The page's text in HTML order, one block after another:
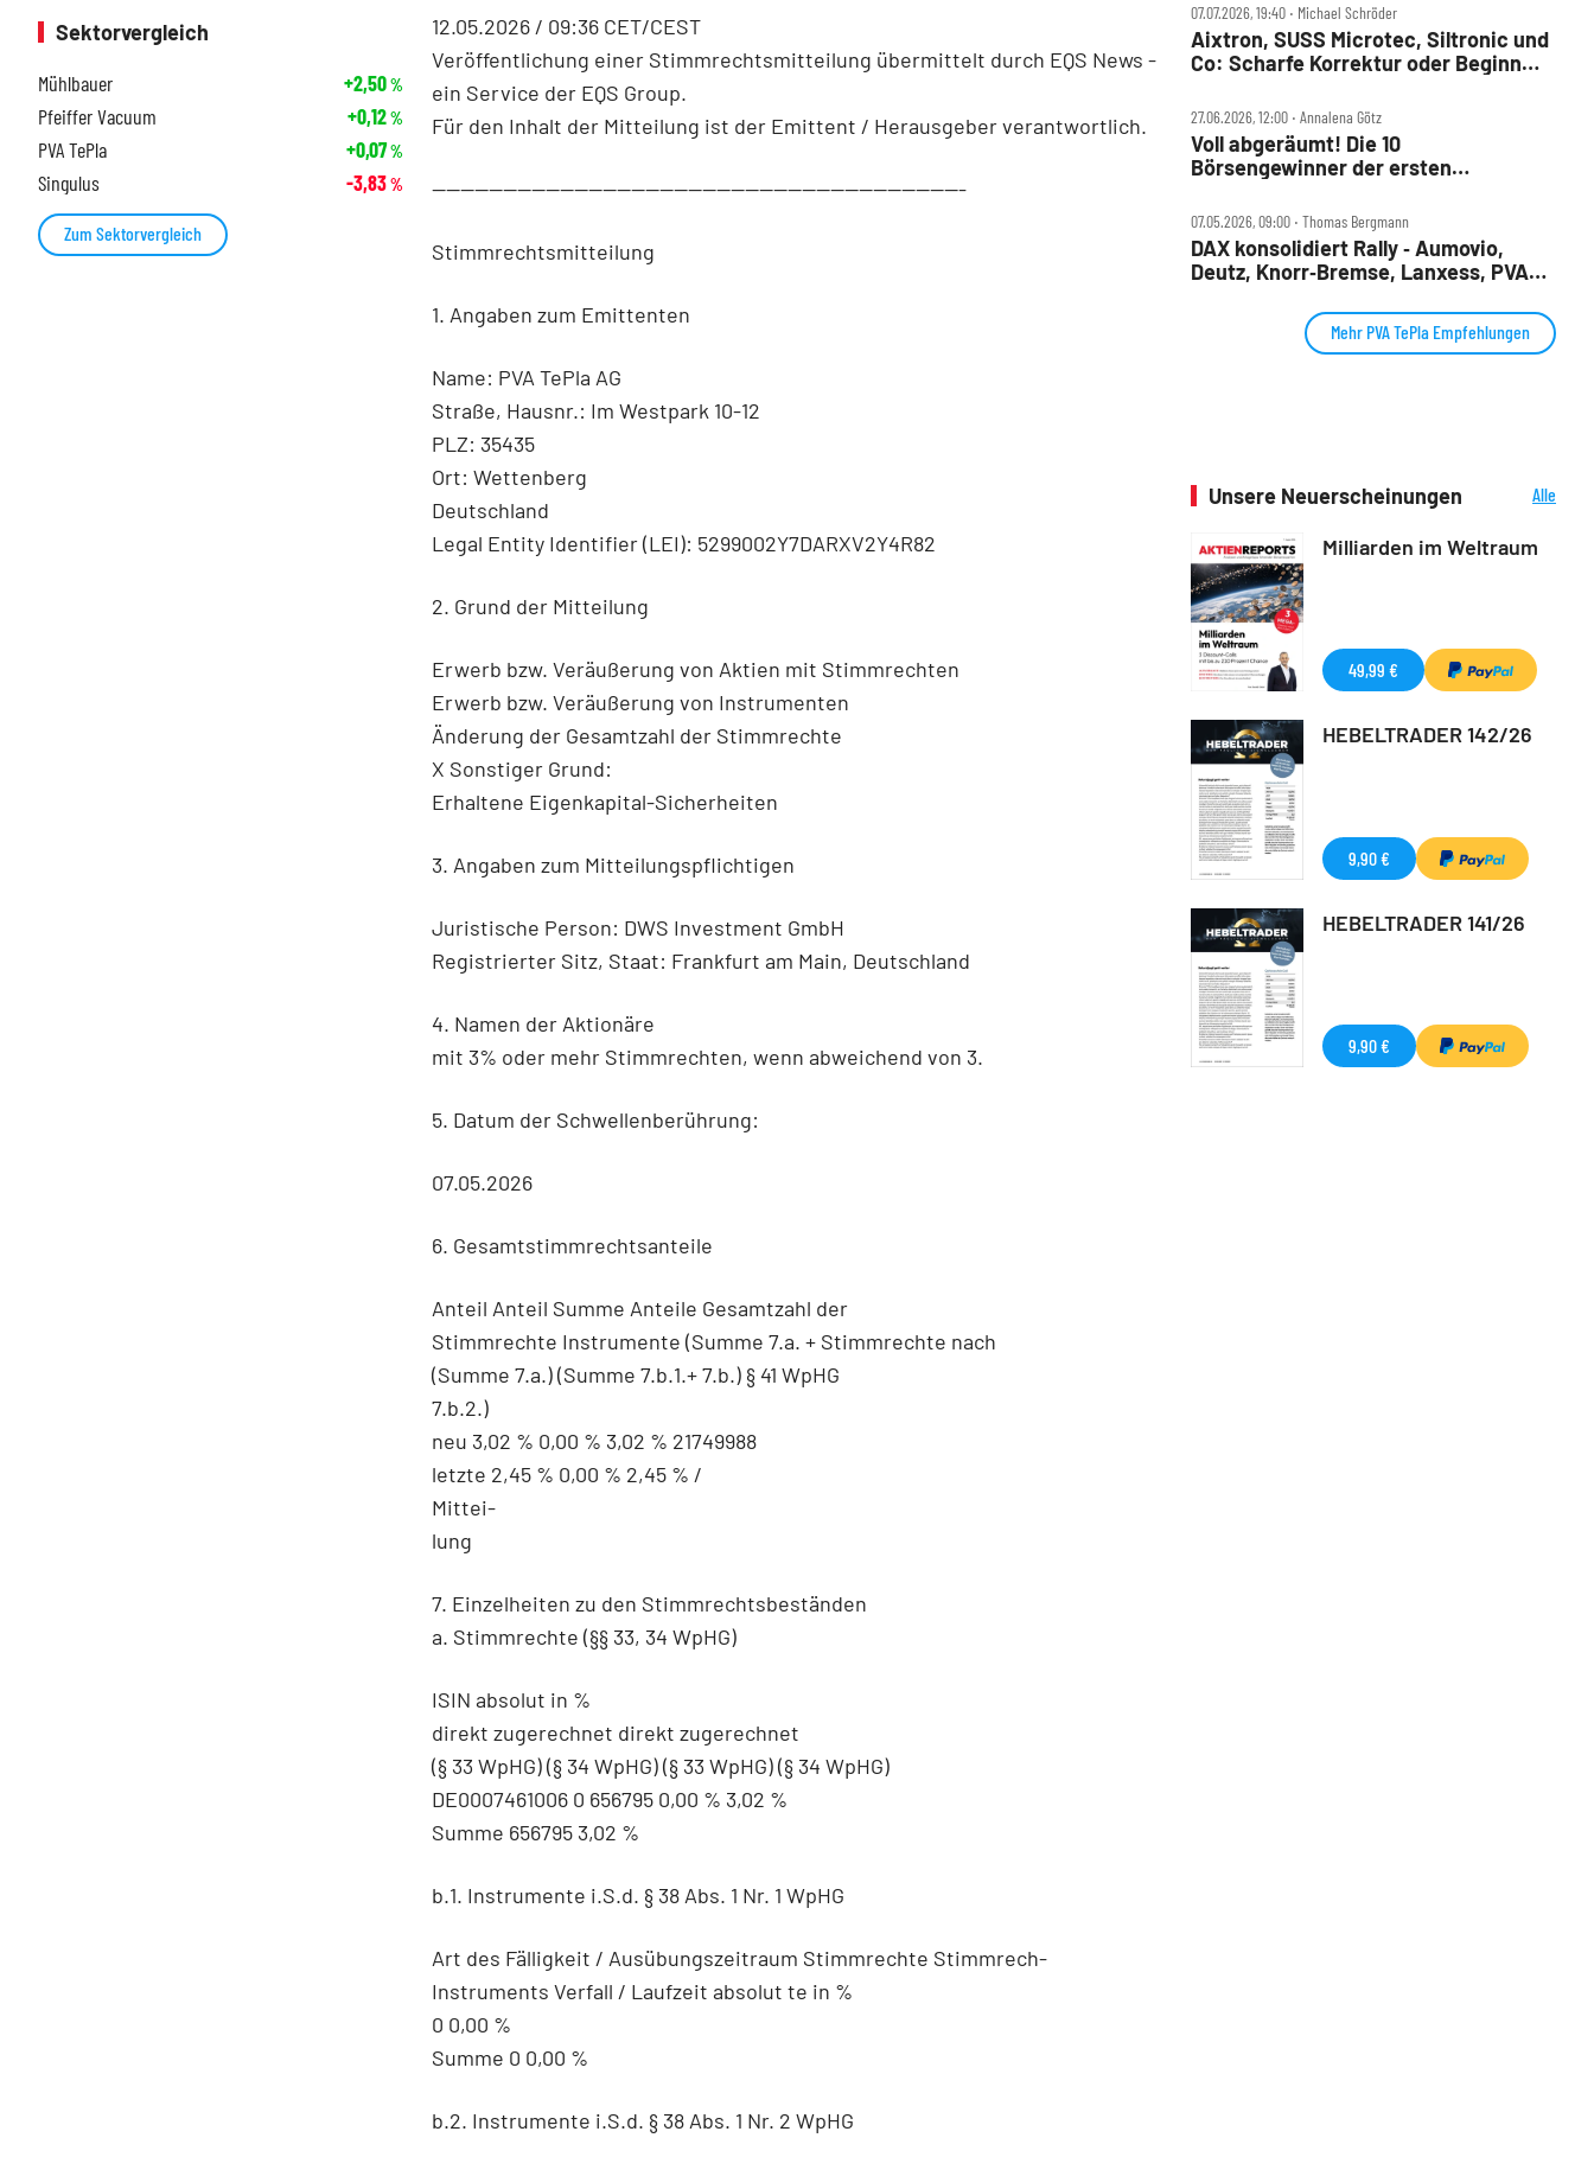
12.05.2026 / 09:36 CET/CEST
Veröffentlichung einer Stimmrechtsmitteilung übermittelt durch EQS News -
ein Service der EQS Group.
Für den Inhalt der Mitteilung ist der Emittent / Herausgeber verantwortlich.
---------------------------------------------------------------------------
Stimmrechtsmitteilung
1. Angaben zum Emittenten
Name: PVA TePla AG
Straße, Hausnr.: Im Westpark 10-12
PLZ: 35435
Ort: Wettenberg
Deutschland
Legal Entity Identifier (LEI): 5299002Y7DARXV2Y4R82
2. Grund der Mitteilung
Erwerb bzw. Veräußerung von Aktien mit Stimmrechten
Erwerb bzw. Veräußerung von Instrumenten
Änderung der Gesamtzahl der Stimmrechte
X Sonstiger Grund:
Erhaltene Eigenkapital-Sicherheiten
3. Angaben zum Mitteilungspflichtigen
Juristische Person: DWS Investment GmbH
Registrierter Sitz, Staat: Frankfurt am Main, Deutschland
4. Namen der Aktionäre
mit 3% oder mehr Stimmrechten, wenn abweichend von 3.
5. Datum der Schwellenberührung:
07.05.2026
6. Gesamtstimmrechtsanteile
Anteil Anteil Summe Anteile Gesamtzahl der
Stimmrechte Instrumente (Summe 7.a. + Stimmrechte nach
(Summe 7.a.) (Summe 7.b.1.+ 7.b.) § 41 WpHG
7.b.2.)
neu 3,02 % 0,00 % 3,02 % 21749988
letzte 2,45 % 0,00 % 2,45 % /
Mittei-
lung
7. Einzelheiten zu den Stimmrechtsbeständen
a. Stimmrechte (§§ 33, 34 WpHG)
ISIN absolut in %
direkt zugerechnet direkt zugerechnet
(§ 33 WpHG) (§ 34 WpHG) (§ 33 WpHG) (§ 34 WpHG)
DE0007461006 0 656795 0,00 % 3,02 %
Summe 656795 3,02 %
b.1. Instrumente i.S.d. § 38 Abs. 1 Nr. 1 WpHG
Art des Fälligkeit / Ausübungszeitraum Stimmrechte Stimmrech-
Instruments Verfall / Laufzeit absolut te in %
0 0,00 %
Summe 0 0,00 %
b.2. Instrumente i.S.d. § 38 Abs. 1 Nr. 2 WpHG
Sektorvergleich
Mühlbauer
+2,50%
Pfeiffer Vacuum +0,12%
PVA TePla +0,07%
Singulus -3,83%
Zum Sektorvergleich
07.07.2026, 19:40 ‧ Michael Schröder
Aixtron, SUSS Microtec, Siltronic und
Co: Scharfe Korrektur oder Beginn
27.06.2026, 12:00 ‧ Annalena Götz
Voll abgeräumt! Die 10
Börsengewinner der ersten
07.05.2026, 09:00 ‧ Thomas Bergmann
DAX konsolidiert Rally ‑ Aumovio,
Deutz, Knorr‑Bremse, Lanxess, PVA
Mehr PVA TePla Empfehlungen
Unsere Neuerscheinungen
Alle
Milliarden im Weltraum
49,99 €
HEBELTRADER 142/26
9,90 €
HEBELTRADER 141/26
9,90 €